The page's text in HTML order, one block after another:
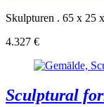
Skulpturen . 65 x 25
4.327 €
Sculptural